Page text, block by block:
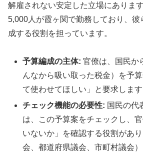
解雇されない安定した立場にありま
5,000人が霞ヶ関で勤務しており、
成する役割を担っています。
予算編成の主体: 官僚は、国民か
んなから吸い取った税金）を予
て使わせてほしい」と要求します
チェック機能の必要性: 国民の代
は、この予算案をチェックし、
いないか」を確認する役割があ
会、都道府県議会、市町村議会